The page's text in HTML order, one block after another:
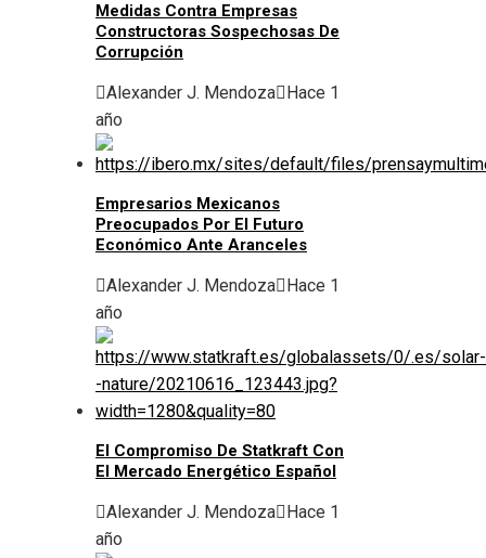
Medidas Contra Empresas
Constructoras Sospechosas De
Corrupción
Alexander J. Mendoza Hace 1
año
Empresarios Mexicanos
Preocupados Por El Futuro
Económico Ante Aranceles
Alexander J. Mendoza Hace 1
año
El Compromiso De Statkraft Con
El Mercado Energético Español
Alexander J. Mendoza Hace 1
año